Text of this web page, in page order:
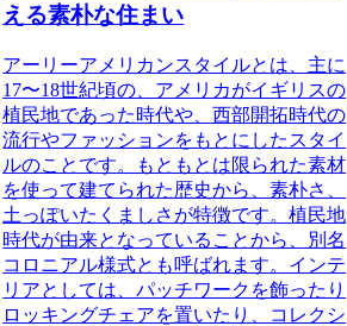
える素朴な住まい
アーリーアメリカンスタイルとは、主に
17〜18世紀頃の、アメリカがイギリスの
植民地であった時代や、西部開拓時代の
流行やファッションをもとにしたスタイ
ルのこと です。もともとは限られた素材
を使って建てられた歴史から、素朴さ、
土っぽいたくましさが特徴です。植民地
時代が由来となっていることから、別名
コロニアル様式とも呼ばれます。インテ
リアとしては、パッチワークを飾ったり
ロッキングチェアを置いたり、コレクシ